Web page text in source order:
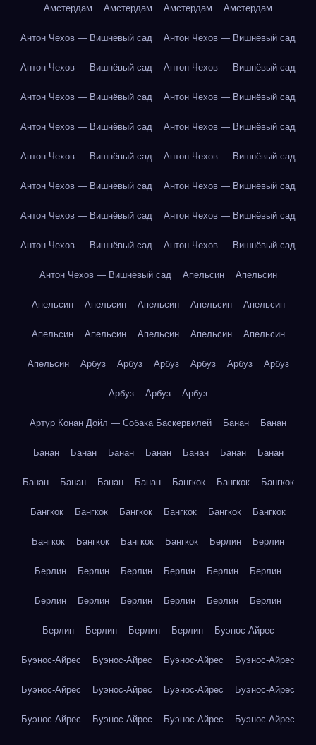
Амстердам Амстердам Амстердам Амстердам
Антон Чехов — Вишнёвый сад Антон Чехов — Вишнёвый сад
Антон Чехов — Вишнёвый сад Антон Чехов — Вишнёвый сад
Антон Чехов — Вишнёвый сад Антон Чехов — Вишнёвый сад
Антон Чехов — Вишнёвый сад Антон Чехов — Вишнёвый сад
Антон Чехов — Вишнёвый сад Антон Чехов — Вишнёвый сад
Антон Чехов — Вишнёвый сад Антон Чехов — Вишнёвый сад
Антон Чехов — Вишнёвый сад Антон Чехов — Вишнёвый сад
Антон Чехов — Вишнёвый сад Антон Чехов — Вишнёвый сад
Антон Чехов — Вишнёвый сад Апельсин Апельсин
Апельсин Апельсин Апельсин Апельсин Апельсин
Апельсин Апельсин Апельсин Апельсин Апельсин
Апельсин Арбуз Арбуз Арбуз Арбуз Арбуз Арбуз
Арбуз Арбуз Арбуз
Артур Конан Дойл — Собака Баскервилей Банан Банан
Банан Банан Банан Банан Банан Банан Банан
Банан Банан Банан Банан Бангкок Бангкок Бангкок
Бангкок Бангкок Бангкок Бангкок Бангкок Бангкок
Бангкок Бангкок Бангкок Бангкок Берлин Берлин
Берлин Берлин Берлин Берлин Берлин Берлин
Берлин Берлин Берлин Берлин Берлин Берлин
Берлин Берлин Берлин Берлин Буэнос-Айрес
Буэнос-Айрес Буэнос-Айрес Буэнос-Айрес Буэнос-Айрес
Буэнос-Айрес Буэнос-Айрес Буэнос-Айрес Буэнос-Айрес
Буэнос-Айрес Буэнос-Айрес Буэнос-Айрес Буэнос-Айрес